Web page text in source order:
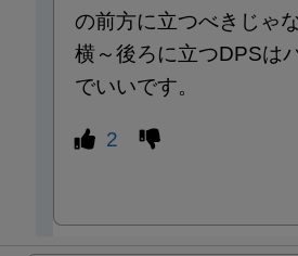
の前方に立つべきじゃ
横～後ろに立つDPSは
でいいです。
2